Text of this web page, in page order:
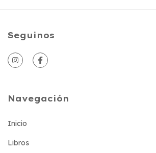
Seguinos
Navegación
Inicio
Libros